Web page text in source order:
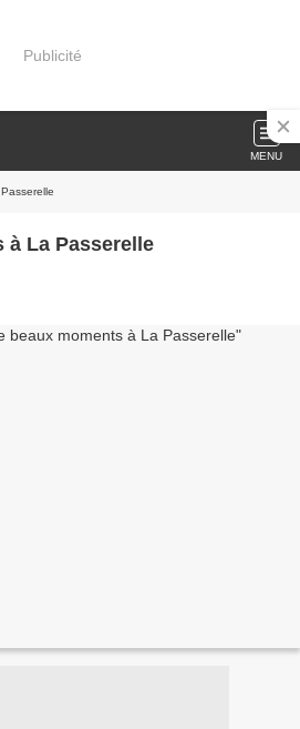
Publicité
MENU
à La Passerelle